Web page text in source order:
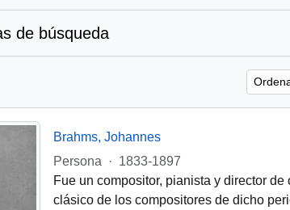
de búsqueda
Brahms, Johannes
Persona
· 1833-1897
Fue un compositor, pianista y director
clásico de los compositores de dicho